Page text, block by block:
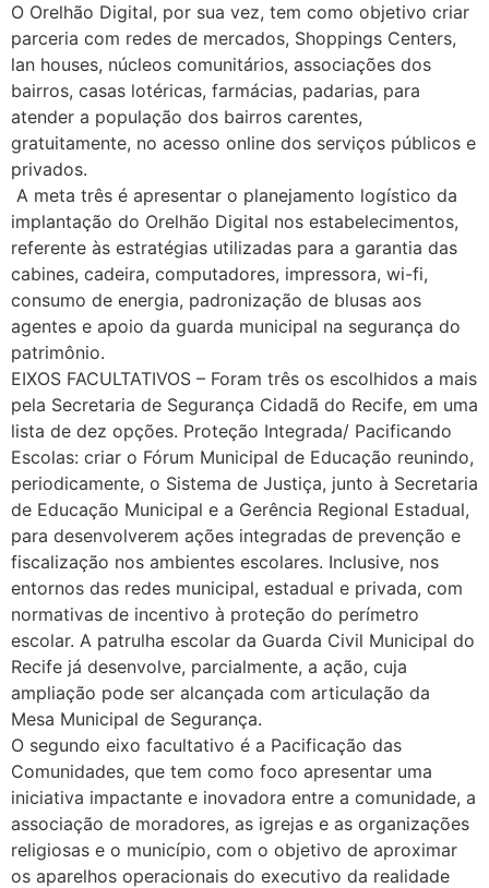
O Orelhão Digital, por sua vez, tem como objetivo criar
parceria com redes de mercados, Shoppings Centers,
lan houses, núcleos comunitários, associações dos
bairros, casas lotéricas, farmácias, padarias, para
atender a população dos bairros carentes,
gratuitamente, no acesso online dos serviços públicos e
privados.
A meta três é apresentar o planejamento logístico da
implantação do Orelhão Digital nos estabelecimentos,
referente às estratégias utilizadas para a garantia das
cabines, cadeira, computadores, impressora, wi-fi,
consumo de energia, padronização de blusas aos
agentes e apoio da guarda municipal na segurança do
patrimônio.
EIXOS FACULTATIVOS – Foram três os escolhidos a mais
pela Secretaria de Segurança Cidadã do Recife, em uma
lista de dez opções. Proteção Integrada/ Pacificando
Escolas: criar o Fórum Municipal de Educação reunindo,
periodicamente, o Sistema de Justiça, junto à Secretaria
de Educação Municipal e a Gerência Regional Estadual,
para desenvolverem ações integradas de prevenção e
fiscalização nos ambientes escolares. Inclusive, nos
entornos das redes municipal, estadual e privada, com
normativas de incentivo à proteção do perímetro
escolar. A patrulha escolar da Guarda Civil Municipal do
Recife já desenvolve, parcialmente, a ação, cuja
ampliação pode ser alcançada com articulação da
Mesa Municipal de Segurança.
O segundo eixo facultativo é a Pacificação das
Comunidades, que tem como foco apresentar uma
iniciativa impactante e inovadora entre a comunidade, a
associação de moradores, as igrejas e as organizações
religiosas e o município, com o objetivo de aproximar
os aparelhos operacionais do executivo da realidade